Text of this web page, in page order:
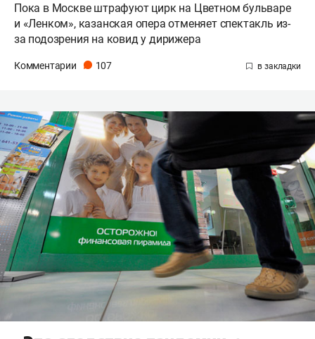
Пока в Москве штрафуют цирк на Цветном бульваре
и «Ленком», казанская опера отменяет спектакль из-
за подозрения на ковид у дирижера
Комментарии 107